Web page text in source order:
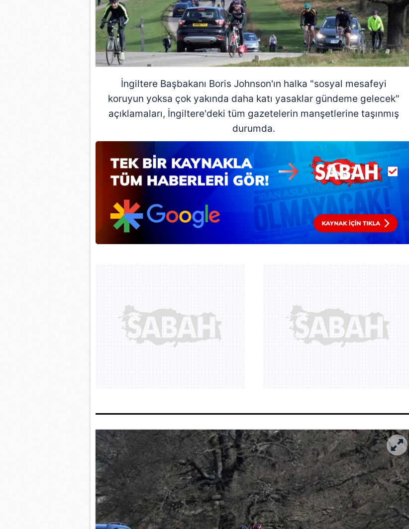
amacıyla kullanılmaktadır. Diğer çerezler, sitemizin daha işlevsel kılınması ve
reklam/pazarlama faaliyetlerinin yapılması, amaçlarıyla sınırlı olarak açık rızanız
Çerezlere ilişkin tercihlerinizi aşağıda yer alan panel vasıtasıyla belirleyebilirsiniz.
butonuna tıklayabilir,Çerez Bilgilendirme Metnimiziziyaret edebilirsiniz.
6698 sayılı Kişisel Verilerin Korunması Kanunu uyarınca hazırlanmış Aydınlatma
mevzuata uygun olarak kullanılan çerezlerle ilgili bilgi almak için lütfentıklayınız
İngiltere Başbakanı Boris Johnson'ın halka "sosyal mesafeyi
koruyun yoksa çok yakında daha katı yasaklar gündeme gelecek"
açıklamaları, İngiltere'deki tüm gazetelerin manşetlerine taşınmış
durumda.